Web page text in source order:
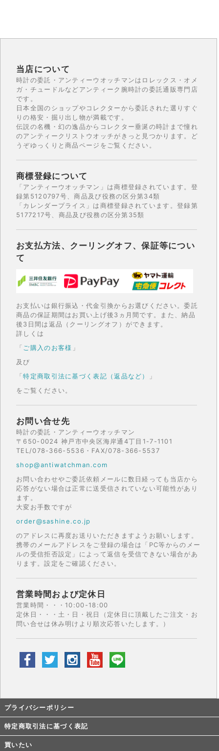
当店について
時計の委託・アンティーウオッチマンはロレックス・オメ
ガ・チュードルなどアンティーク腕時計の委託通販専門店
です。
日本全国のショップやコレクターから委託された選りすぐ
りの格安・掘り出し物が満載です。
伝説の名機・幻の逸品からコレクター垂涎の時計まで憧れ
のアンティークリストウオッチがきっと見つかります。ど
うぞゆっくりと商品ページをご覧ください。
商標登録について
「アンティーウオッチマン」は商標登録されています。登
録第5120797号、商品及び役務の区分第34類
「カレンダープライス」は商標登録されています。登録第
5177217号、商品及び役務の区分第35類
お支払方法、クーリングオフ、保証等につい
て
お支払いは銀行振込・代金引換からお選びください。委託
商品の保証期間はお買い上げ後3ヵ月間です。また、納品
後3日間は返品（クーリングオフ）ができます。
詳しくは
「ご購入のお客様 」
及び
「特定商取引法に基づく表記（返品など）
」
をご覧ください。
お問い合せ先
時計の委託・アンティーウオッチマン
〒650-0024 神戸市中央区海岸通4丁目1-7-1101
TEL/078-366-5536・FAX/078-366-5537
shop@antiwatchman.com
お問い合わせやご委託依頼メールに数日経っても当店から
応答がない場合は正常に送受信されていない可能性があり
ます。
大変お手数ですが
order@sashine.co.jp
のアドレスに再度お送りいただきますようお願いします。
携帯のメールアドレスをご登録の場合は「PC等からのメー
ルの受信拒否設定」によって返信を受信できない場合があ
ります。設定をご確認ください。
営業時間および定休日
営業時間・・・10:00-18:00
定休日・・・土・日・祝日（定休日に頂戴したご注文・お
問い合せは休み明けより順次応答いたします。）
プライバシーポリシー
特定商取引法に基づく表記
買いたい